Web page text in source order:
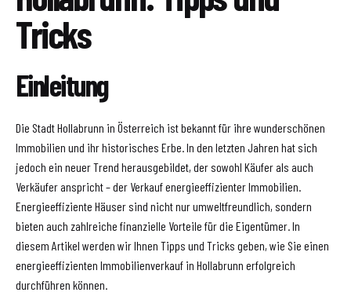
Tricks
Einleitung
Die Stadt Hollabrunn in Österreich ist bekannt für ihre wunderschönen
Immobilien und ihr historisches Erbe. In den letzten Jahren hat sich
jedoch ein neuer Trend herausgebildet, der sowohl Käufer als auch
Verkäufer anspricht – der Verkauf energieeffizienter Immobilien.
Energieeffiziente Häuser sind nicht nur umweltfreundlich, sondern
bieten auch zahlreiche finanzielle Vorteile für die Eigentümer. In
diesem Artikel werden wir Ihnen Tipps und Tricks geben, wie Sie einen
energieeffizienten Immobilienverkauf in Hollabrunn erfolgreich
durchführen können.